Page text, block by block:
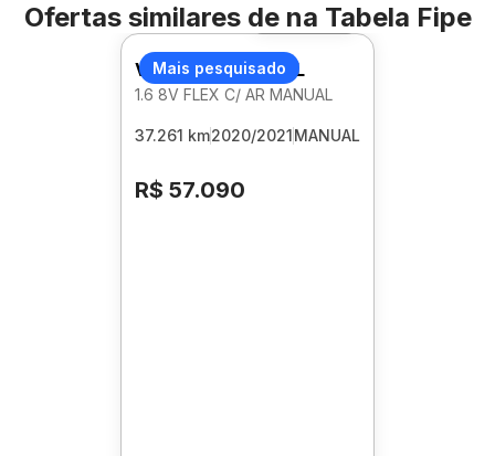
Ofertas similares de na Tabela Fipe
Mais pesquisado
Foto 360º
VOLKSWAGEN GOL
1.6 8V FLEX C/ AR MANUAL
37.261 km2020/2021MANUAL
R$ 57.090